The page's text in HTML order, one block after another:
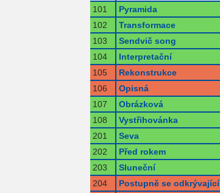
101
Pyramida
102
Transformace
103
Sendvič song
104
Interpretační
105
Rekonstrukce
106
Opisná
107
Obrázková
108
Vystřihovánka
201
Seva
202
Před rokem
203
Sluneční
204
Postupně se odkrývající